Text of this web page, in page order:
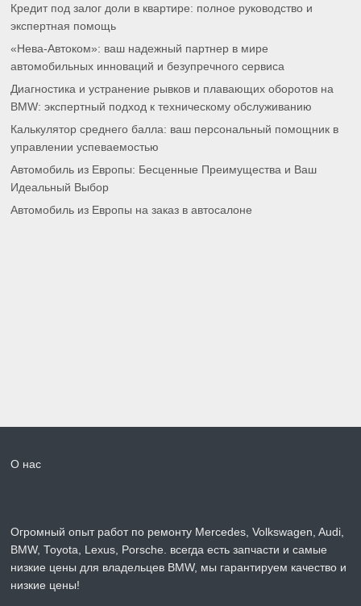
Кредит под залог доли в квартире: полное руководство и
экспертная помощь
«Нева-Автоком»: ваш надежный партнер в мире
автомобильных инноваций и безупречного сервиса
Диагностика и устранение рывков и плавающих оборотов на
BMW: экспертный подход к техническому обслуживанию
Калькулятор среднего балла: ваш персональный помощник в
управлении успеваемостью
Автомобиль из Европы: Бесценные Преимущества и Ваш
Идеальный Выбор
Автомобиль из Европы на заказ в автосалоне
О нас
Огромный опыт работ по ремонту Mercedes, Volkswagen, Audi,
BMW, Toyota, Lexus, Porsche. всегда есть запчасти и самые
низкие цены для владельцев BMW, мы гарантируем качество и
низкие цены!